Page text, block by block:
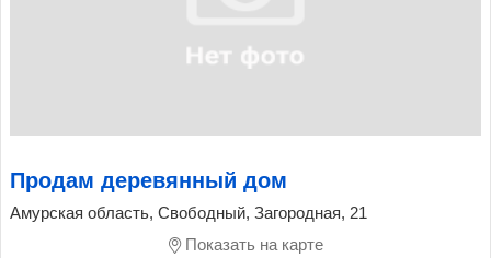
Продам деревянный дом
Амурская область, Свободный, Загородная, 21
Показать на карте